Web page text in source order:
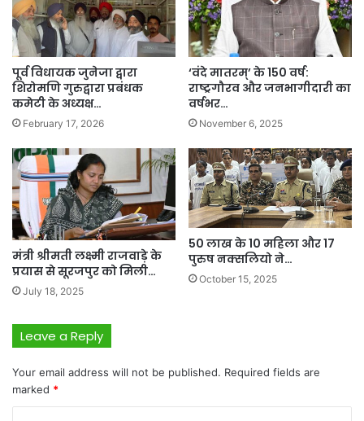
पूर्व विधायक जुनेजा द्वारा
शिरोमणि गुरुद्वारा प्रबंधक
कमेटी के अध्यक्ष…
February 17, 2026
‘वंदे मातरम्’ के 150 वर्ष:
राष्ट्रगौरव और जनभागीदारी का
वर्षभर…
November 6, 2025
मंत्री श्रीमती लक्ष्मी राजवाड़े के
प्रयास से सूरजपुर को मिली…
July 18, 2025
50 लाख के 10 महिला और 17
पुरुष नक्सलियो ने…
October 15, 2025
Leave a Reply
Your email address will not be published. Required fields are
marked *